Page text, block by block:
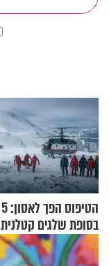
בסופת שלגים